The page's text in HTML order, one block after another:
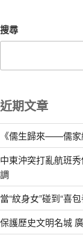
搜尋
近期文章
《儒生歸來——儒家
中東沖突打亂航班
調
當“紋身女”碰到“喜
保護歷史文明名城